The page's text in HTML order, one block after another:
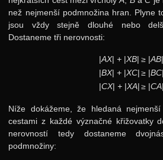
než nejmenší podmnožina hran. Plyne
jsou vždy stejně dlouhé nebo
Dostaneme tři nerovnosti:
|AX| + |XB| ≥ |AB|
|BX| + |XC|≥ |BC|
|CX| + |XA|≥ |CA|
Níže dokážeme, že hledaná
cestami z každé význačné křižovatky
nerovností tedy dostaneme
podmnožiny: